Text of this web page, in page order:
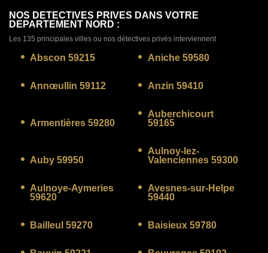
NOS DETECTIVES PRIVES DANS VOTRE
DEPARTEMENT NORD :
Les 135 principales villes ou nos détectives privés interviennent
Abscon 59215 Aniche 59580
Annœullin 59112 Anzin 59410
Armentières 59280
Auberchicourt
59165
Auby 59950
Aulnoy-lez-
Valenciennes 59300
Aulnoye-Aymeries
59620
Avesnes-sur-Helpe
59440
Bailleul 59270 Baisieux 59780